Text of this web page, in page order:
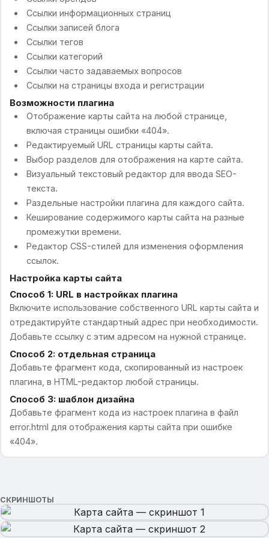
Ссылки информационных страниц
Ссылки записей блога
Ссылки тегов
Ссылки категорий
Ссылки часто задаваемых вопросов
Ссылки на страницы входа и регистрации
Возможности плагина
Отображение карты сайта на любой странице,
включая страницы ошибки «404».
Редактируемый URL страницы карты сайта.
Выбор разделов для отображения на карте сайта.
Визуальный текстовый редактор для ввода SEO-
текста.
Раздельные настройки плагина для каждого сайта.
Кеширование содержимого карты сайта на разные
промежутки времени.
Редактор CSS-стилей для изменения оформления
ссылок.
Настройка карты сайта
Способ 1: URL в настройках плагина
Включите использование собственного URL карты сайта и
отредактируйте стандартный адрес при необходимости.
Добавьте ссылку с этим адресом на нужной странице.
Способ 2: отдельная страница
Добавьте фрагмент кода, скопированный из настроек
плагина, в HTML-редактор любой страницы.
Способ 3: шаблон дизайна
Добавьте фрагмент кода из настроек плагина в файл
error.html для отображения карты сайта при ошибке
«404».
СКРИНШОТЫ